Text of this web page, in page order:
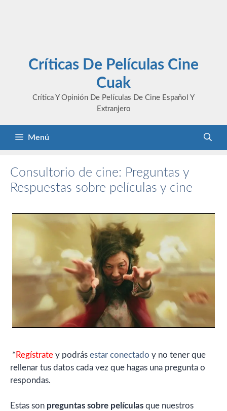
Críticas De Películas Cine
Cuak
Crítica Y Opinión De Películas De Cine Español Y
Extranjero
Menú
Consultorio de cine: Preguntas y
Respuestas sobre películas y cine
* Regístrate y podrás estar conectado y no tener que
rellenar tus datos cada vez que hagas una pregunta o
respondas.
Estas son preguntas sobre películas que nuestros